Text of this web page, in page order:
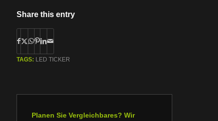
Share this entry
TAGS: LED TICKER
Planen Sie Vergleichbares? Wir